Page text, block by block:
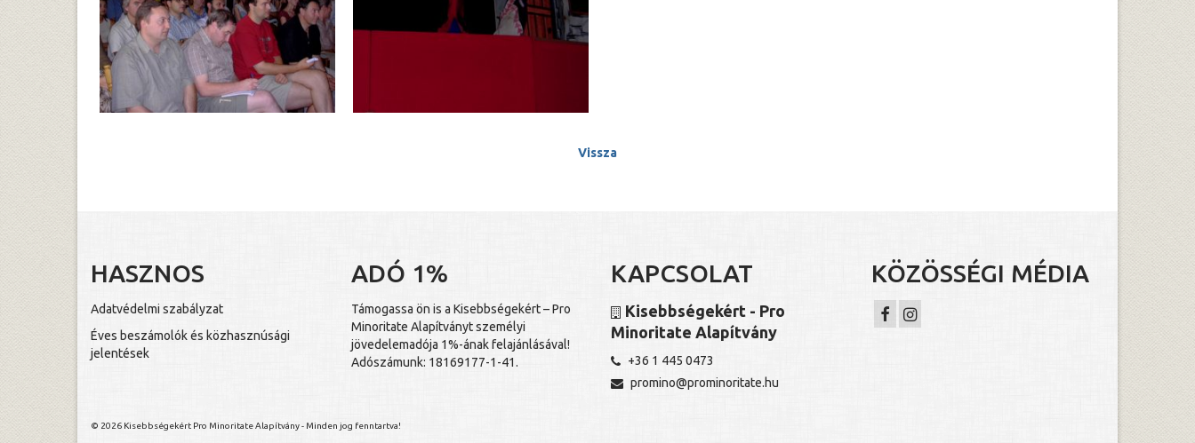
Vissza
HASZNOS
Adatvédelmi szabályzat
Éves beszámolók és közhasznúsági
jelentések
ADÓ 1%
Támogassa ön is a Kisebbségekért – Pro
Minoritate Alapítványt személyi
jövedelemadója 1%-ának felajánlásával!
Adószámunk: 18169177-1-41.
KAPCSOLAT
Kisebbségekért - Pro
Minoritate Alapítvány
+36 1 445 0473
promino@prominoritate.hu
KÖZÖSSÉGI MÉDIA
© 2026 Kisebbségekért Pro Minoritate Alapítvány - Minden jog fenntartva!